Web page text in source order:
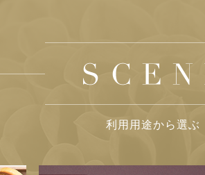
利用用途から選ぶ